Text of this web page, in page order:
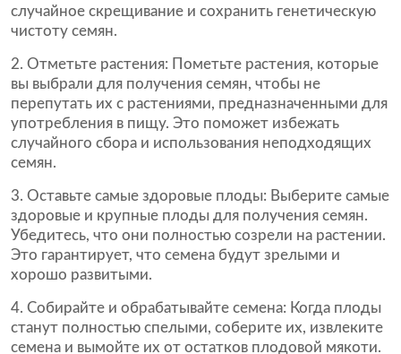
случайное скрещивание и сохранить генетическую
чистоту семян.
2. Отметьте растения: Пометьте растения, которые
вы выбрали для получения семян, чтобы не
перепутать их с растениями, предназначенными для
употребления в пищу. Это поможет избежать
случайного сбора и использования неподходящих
семян.
3. Оставьте самые здоровые плоды: Выберите самые
здоровые и крупные плоды для получения семян.
Убедитесь, что они полностью созрели на растении.
Это гарантирует, что семена будут зрелыми и
хорошо развитыми.
4. Собирайте и обрабатывайте семена: Когда плоды
станут полностью спелыми, соберите их, извлеките
семена и вымойте их от остатков плодовой мякоти.